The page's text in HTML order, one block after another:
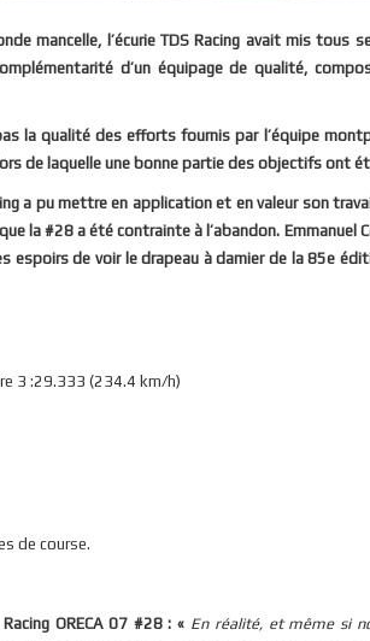
mancelle, l’écurie TDS Racing avait mis tous
d’un équipage de qualité,
la qualité des efforts fournis par l’équipe
de laquelle une bonne partie des objectifs ont
a pu mettre en application et en valeur son
la #28 a été contrainte à l’abandon. Emmanuel
de voir le drapeau à damier de la 85e
3 :29.333 (234.4 km/h)
de course.
ORECA 07 #28 : « En réalité, et même si